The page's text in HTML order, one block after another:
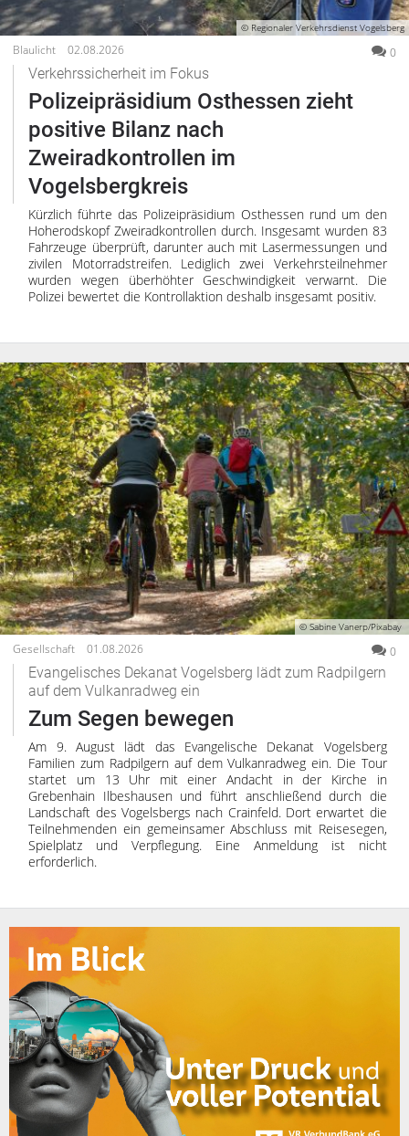
© Regionaler Verkehrsdienst Vogelsberg
Blaulicht 02.08.2026 0
Verkehrssicherheit im Fokus
Polizeipräsidium Osthessen zieht
positive Bilanz nach
Zweiradkontrollen im
Vogelsbergkreis
Kürzlich führte das Polizeipräsidium Osthessen rund um den
Hoherodskopf Zweiradkontrollen durch. Insgesamt wurden 83
Fahrzeuge überprüft, darunter auch mit Lasermessungen und
zivilen Motorradstreifen. Lediglich zwei Verkehrsteilnehmer
wurden wegen überhöhter Geschwindigkeit verwarnt. Die
Polizei bewertet die Kontrollaktion deshalb insgesamt positiv.
© Sabine Vanerp/Pixabay
Gesellschaft 01.08.2026 0
Evangelisches Dekanat Vogelsberg lädt zum Radpilgern
auf dem Vulkanradweg ein
Zum Segen bewegen
Am 9. August lädt das Evangelische Dekanat Vogelsberg
Familien zum Radpilgern auf dem Vulkanradweg ein. Die Tour
startet um 13 Uhr mit einer Andacht in der Kirche in
Grebenhain Ilbeshausen und führt anschließend durch die
Landschaft des Vogelsbergs nach Crainfeld. Dort erwartet die
Teilnehmenden ein gemeinsamer Abschluss mit Reisesegen,
Spielplatz und Verpflegung. Eine Anmeldung ist nicht
erforderlich.